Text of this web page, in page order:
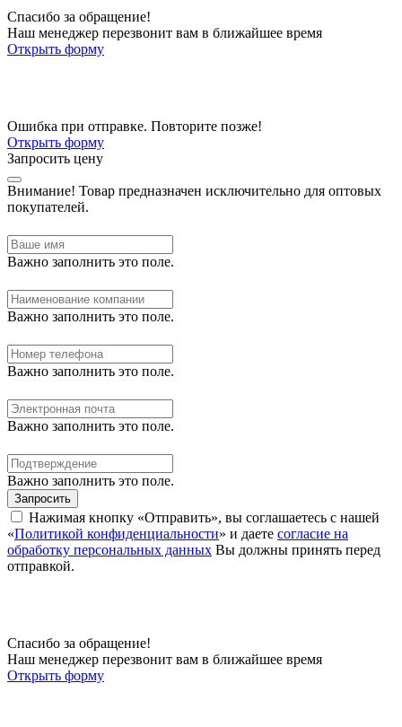
Спасибо за обращение!
Наш менеджер перезвонит вам в ближайшее время
Открыть форму
Ошибка при отправке. Повторите позже!
Открыть форму
Запросить цену
Внимание! Товар предназначен исключительно для оптовых
покупателей.
Важно заполнить это поле.
Важно заполнить это поле.
Важно заполнить это поле.
Важно заполнить это поле.
Важно заполнить это поле.
Запросить
Нажимая кнопку «Отправить», вы соглашаетесь с нашей
«Политикой конфиденциальности» и даете согласие на
обработку персональных данных Вы должны принять перед
отправкой.
Спасибо за обращение!
Наш менеджер перезвонит вам в ближайшее время
Открыть форму